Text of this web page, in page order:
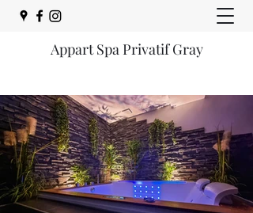
Appart Spa Privatif Gray